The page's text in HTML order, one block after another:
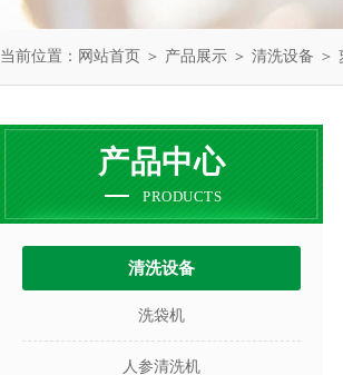
当前位置： 网站首页 ＞ 产品展示 ＞ 清洗设备 ＞
产品中心
PRODUCTS
清洗设备
洗袋机
人参清洗机